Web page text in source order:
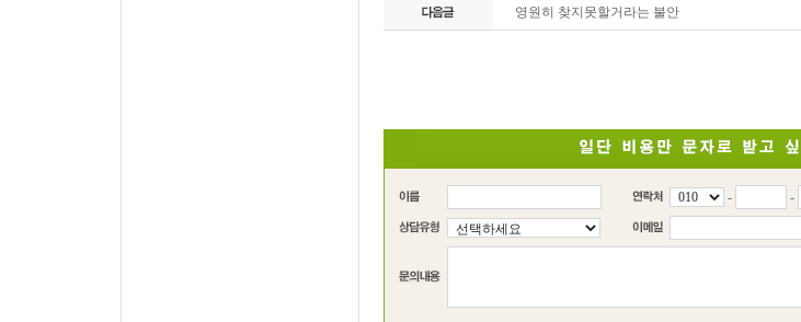
영원히 찾지못할거라는 불안
-
-